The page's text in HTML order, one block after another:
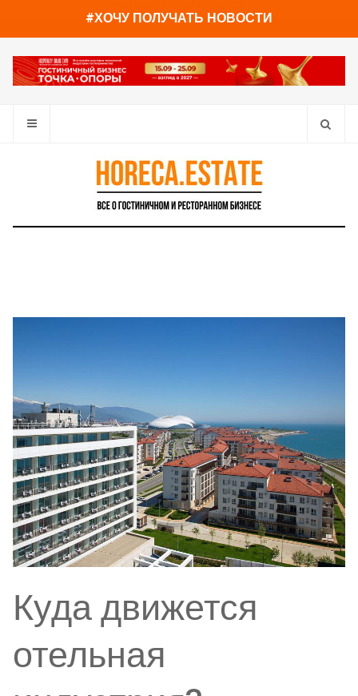
#ХОЧУ ПОЛУЧАТЬ НОВОСТИ
Куда движется
отельная